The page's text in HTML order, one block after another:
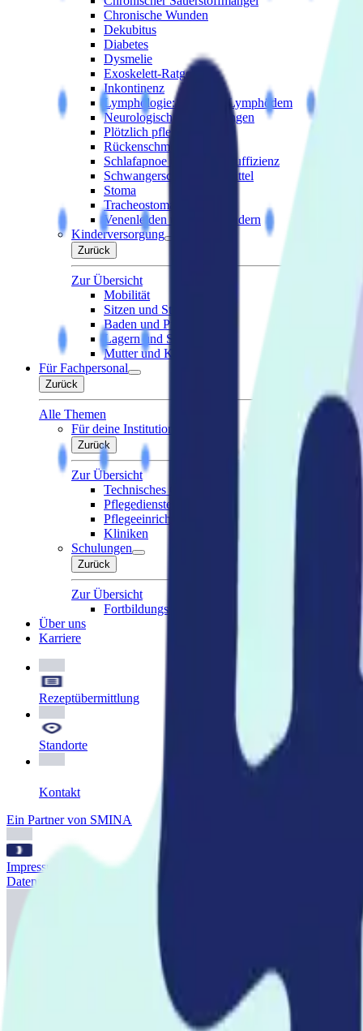
Chronische Wunden
Dekubitus
Diabetes
Dysmelie
Exoskelett-Ratgeber
Inkontinenz
Lymphologie: Lipödem/Lymphödem
Neurologische Erkrankungen
Plötzlich pflegebedürftig
Rückenschmerzen
Schlafapnoe und Ateminsuffizienz
Schwangerschafts-Hilfsmittel
Stoma
Tracheostoma
Venenleiden und Krampfadern
Kinderversorgung
Zurück
Zur Übersicht
Mobilität
Sitzen und Stabilisieren
Baden und Pflegen
Lagern und Schlafen
Mutter und Kind
Für Fachpersonal
Zurück
Alle Themen
Für deine Institution
Zurück
Zur Übersicht
Technisches Gerätemanagement
Pflegedienste
Pflegeeinrichtungen
Kliniken
Schulungen
Zurück
Zur Übersicht
Fortbildungsangebot für Fach- und Pflegekräfte
Über uns
Karriere
Rezeptübermittlung
Standorte
Kontakt
Ein Partner von SMINA
Impressum
Datenschutz